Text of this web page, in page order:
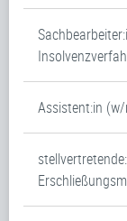
Assistent:in